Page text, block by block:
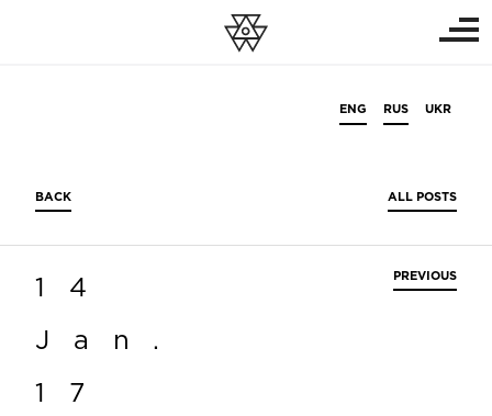
ENG RUS UKR
BACK ALL POSTS
14
Jan.
17
PREVIOUS